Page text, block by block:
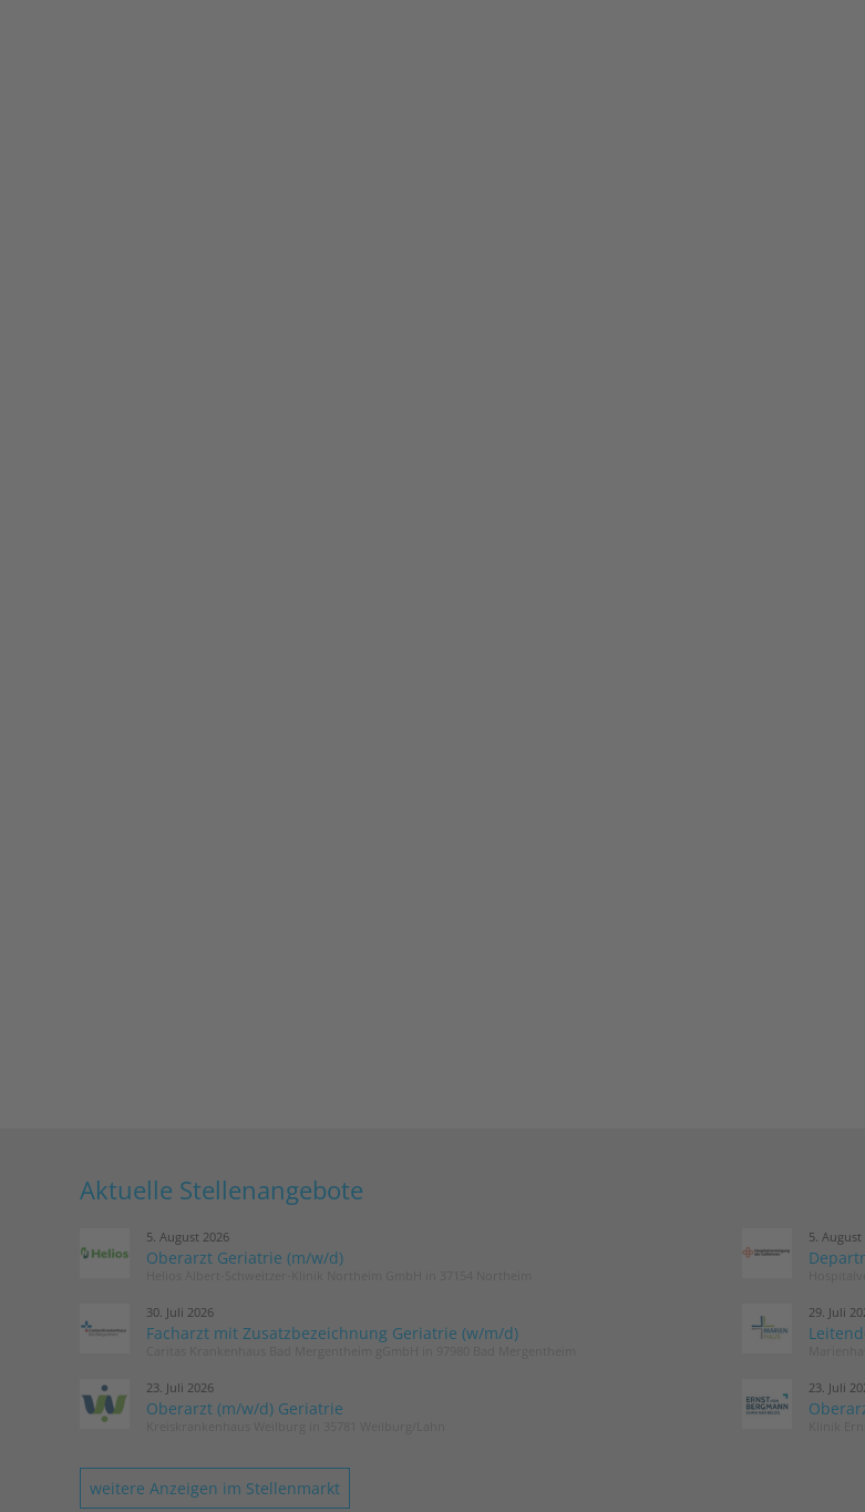
Aktuelle Stellenangebote
5. August 2026
Oberarzt Geriatrie (m/w/d)
5. August
30. Juli 2026
Facharzt mit Zusatzbezeichnung Geriatrie (w/m/d)
29. Juli
23. Juli 2026
Oberarzt (m/w/d) Geriatrie
23. Juli
weitere Anzeigen im Stellenmarkt